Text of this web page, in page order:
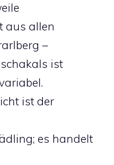
aus allen
–
ist
ist der
es handelt